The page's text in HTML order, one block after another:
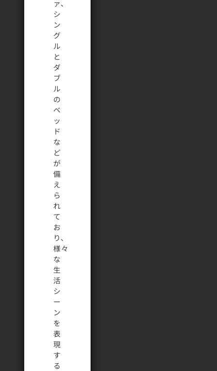
ァ、
シ
ン
グ
ル
と
ダ
ブ
ル
の
ベ
ッ
ド
な
ど
が
備
え
ら
れ
て
お
り、
様々
な
生
活
シ
ー
ン
を
表
現
す
る